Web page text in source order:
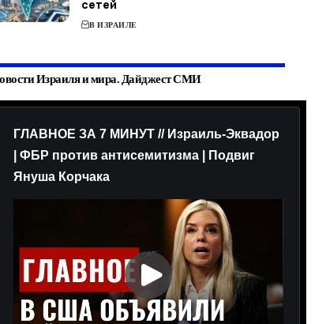
сетей
В ИЗРАИЛЕ
Израиля и мира. Дайджест СМИ